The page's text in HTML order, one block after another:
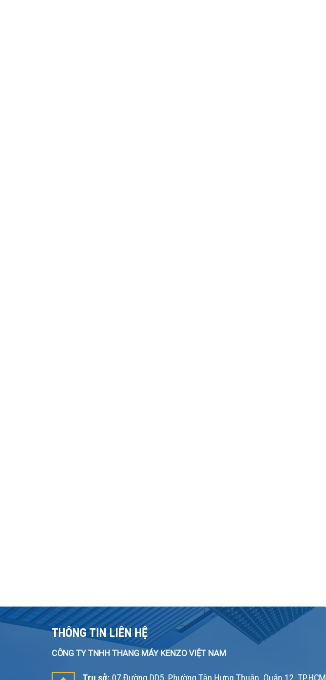
THÔNG TIN LIÊN HỆ
CÔNG TY TNHH THANG MÁY KENZO VIỆT NAM